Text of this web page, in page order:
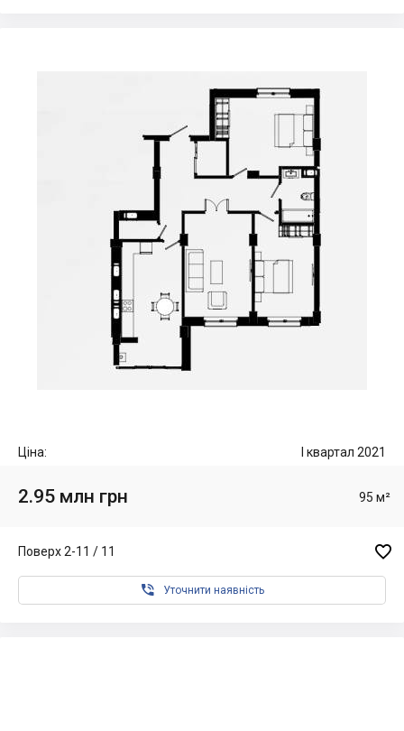
Ціна: I квартал 2021
2.95 млн грн 95 м²
Поверх 2-11 / 11 
 Уточнити наявність